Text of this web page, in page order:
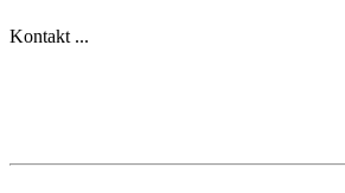
Kontakt ...